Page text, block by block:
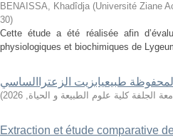
BENAISSA, Khadîdja (Université Ziane
30)
Cette étude a été réalisée afin
physiologiques et biochimiques de
طبيعيابزيت الزعتراالساسي
الجلفة كلية علوم الطبيعة و الحياة,
2026
)
Extraction et étude comparative